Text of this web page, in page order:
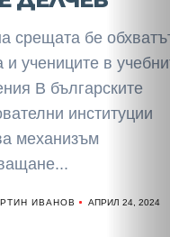
срещата бе
и учениците в
В българските
институции
механизъм
ИВАНОВ АПРИЛ 24, 2024